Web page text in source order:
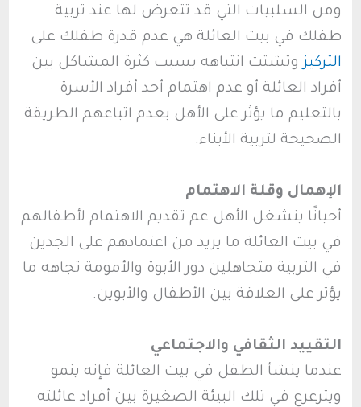
ومن السلبيات التي قد تتعرض لها عند تربية
طفلك في بيت العائلة هي عدم قدرة طفلك على
التركيز وتشتت انتباهه بسبب كثرة المشاكل بين
أفراد العائلة أو عدم اهتمام أحد أفراد الأسرة
بالتعليم ما يؤثر على الأهل بعدم اتباعهم الطريقة
الصحيحة لتربية الأبناء.
الإهمال وقلة الاهتمام
أحيانًا ينشغل الأهل عم تقديم الاهتمام لأطفالهم
في بيت العائلة ما يزيد من اعتمادهم على الجدين
في التربية متجاهلين دور الأبوة والأمومة تجاهه ما
يؤثر على العلاقة بين الأطفال والأبوين.
التقييد الثقافي والاجتماعي
عندما ينشأ الطفل في بيت العائلة فإنه ينمو
ويترعرع في تلك البيئة الصغيرة بين أفراد عائلته